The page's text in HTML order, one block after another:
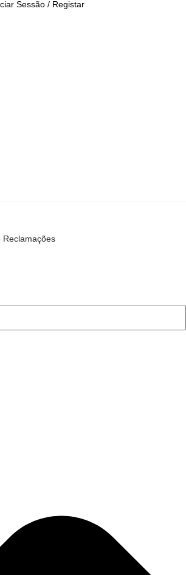
Sessão / Registar
Reclamações